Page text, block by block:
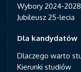
Wybory 2024-2028
Jubileusz 25-lecia
Dla kandydatów
Dlaczego warto
Kierunki studiów